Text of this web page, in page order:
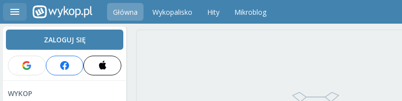
Główna Wykopalisko Hity Mikroblog
ZALOGUJ SIĘ
WYKOP